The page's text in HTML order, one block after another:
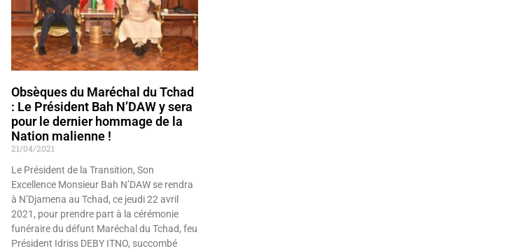
Obsèques du Maréchal du Tchad
: Le Président Bah N’DAW y sera
pour le dernier hommage de la
Nation malienne !
21/04/2021
Le Président de la Transition, Son
Excellence Monsieur Bah N’DAW se rendra
à N’Djamena au Tchad, ce jeudi 22 avril
2021, pour prendre part à la cérémonie
funéraire du défunt Maréchal du Tchad, feu
Président Idriss DEBY ITNO, succombé